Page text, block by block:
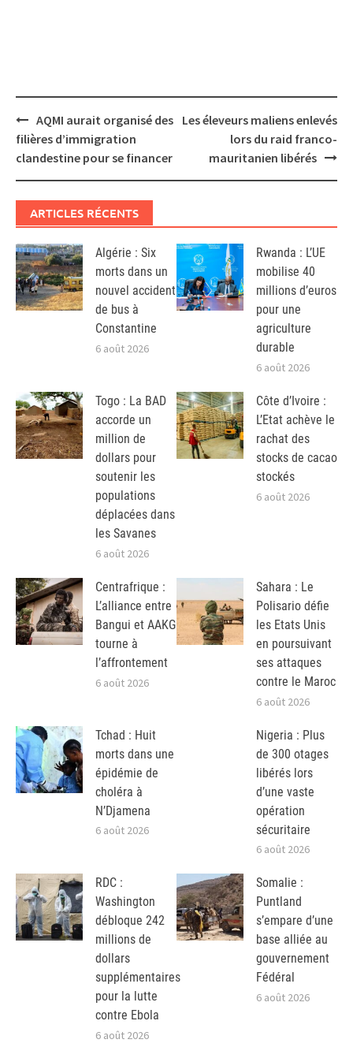
Post
navigation
AQMI aurait organisé des
filières d’immigration
clandestine pour se financer
Les éleveurs maliens enlevés
lors du raid franco-
mauritanien libérés
ARTICLES RÉCENTS
Algérie : Six
morts dans un
nouvel accident
de bus à
Constantine
6 août 2026
Rwanda : L’UE
mobilise 40
millions d’euros
pour une
agriculture
durable
6 août 2026
Togo : La BAD
accorde un
million de
dollars pour
soutenir les
populations
déplacées dans
les Savanes
6 août 2026
Côte d’Ivoire :
L’Etat achève le
rachat des
stocks de cacao
stockés
6 août 2026
Centrafrique :
L’alliance entre
Bangui et AAKG
tourne à
l’affrontement
6 août 2026
Sahara : Le
Polisario défie
les Etats Unis
en poursuivant
ses attaques
contre le Maroc
6 août 2026
Tchad : Huit
morts dans une
épidémie de
choléra à
N’Djamena
6 août 2026
Nigeria : Plus
de 300 otages
libérés lors
d’une vaste
opération
sécuritaire
6 août 2026
RDC :
Washington
débloque 242
millions de
dollars
supplémentaires
pour la lutte
contre Ebola
6 août 2026
Somalie :
Puntland
s’empare d’une
base alliée au
gouvernement
Fédéral
6 août 2026